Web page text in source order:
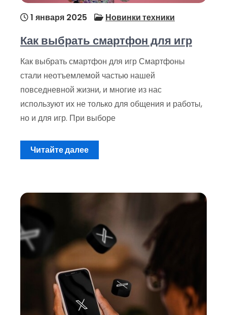
1 января 2025 Новинки техники
Как выбрать смартфон для игр
Как выбрать смартфон для игр Смартфоны
стали неотъемлемой частью нашей
повседневной жизни, и многие из нас
используют их не только для общения и работы,
но и для игр. При выборе
Читайте далее